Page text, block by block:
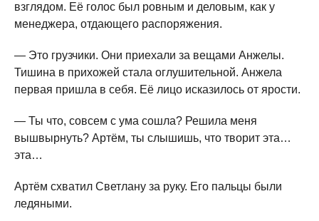
взглядом. Её голос был ровным и деловым, как у
менеджера, отдающего распоряжения.
— Это грузчики. Они приехали за вещами Анжелы.
Тишина в прихожей стала оглушительной. Анжела
первая пришла в себя. Её лицо исказилось от ярости.
— Ты что, совсем с ума сошла? Решила меня
вышвырнуть? Артём, ты слышишь, что творит эта…
эта…
Артём схватил Светлану за руку. Его пальцы были
ледяными.